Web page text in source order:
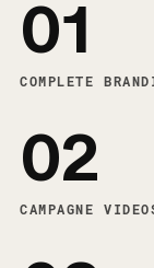
01
COMPLETE
02
CAMPAGNE